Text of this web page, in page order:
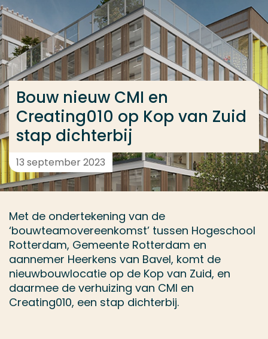
Ga direct naar de content
... > Bouw nieuw CMI en Creating010 op Kop van
Bouw nieuw CMI en
Creating010 op Kop van Zuid
stap dichterbij
13 september 2023
Met de ondertekening van de
‘bouwteamovereenkomst’ tussen Hogeschool
Rotterdam, Gemeente Rotterdam en
aannemer Heerkens van Bavel, komt de
nieuwbouwlocatie op de Kop van Zuid, en
daarmee de verhuizing van CMI en
Creating010, een stap dichterbij.
Veel gezocht
Opleiding
Contact